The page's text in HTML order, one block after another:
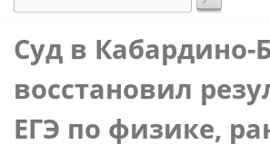
Суд в Кабардино-
восстановил
ЕГЭ по физике,